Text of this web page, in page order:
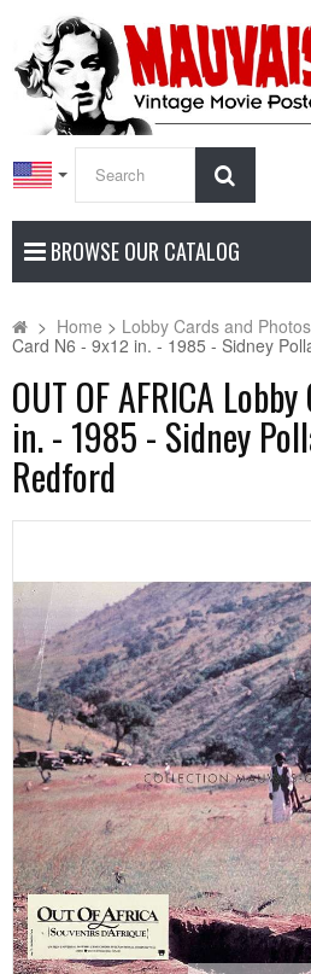
BROWSE OUR CATALOG
> Home > Lobby Cards and Photos
Card N6 - 9x12 in. - 1985 - Sidney
OUT OF AFRICA
in. - 1985 - Sidney
Redford